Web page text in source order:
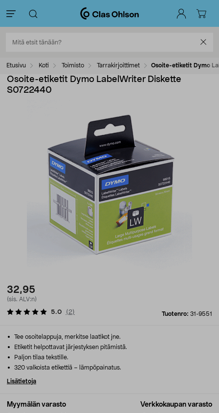
Etusivu Koti Toimisto Tarrakirjoittimet Osoite-etiketit Dymo
Osoite-etiketit Dymo LabelWriter Diskette
S0722440
32,95
(sis. ALV:n)
Tuotenro: 31-9551
5.0 ( 2)
Myymälän varasto Verkkokaupan varasto
Tee osoitelappuja, merkitse laatikot jne.
Etiketit helpottavat järjestyksen pitämistä.
Paljon tilaa tekstille.
320 valkoista etikettiä – lämpöpainatus.
Lisätietoja